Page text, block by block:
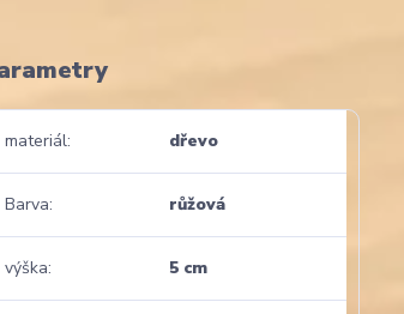
materiál dřevo
Barva růžová
výška 5 cm